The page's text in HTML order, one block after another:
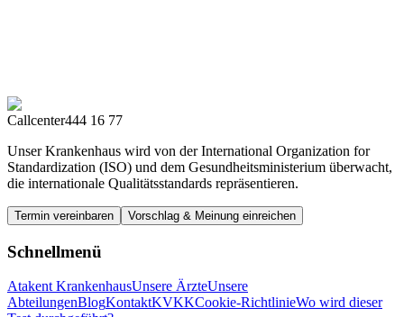
Callcenter444 16 77
Unser Krankenhaus wird von der International Organization for
Standardization (ISO) und dem Gesundheitsministerium überwacht,
die internationale Qualitätsstandards repräsentieren.
Termin vereinbaren Vorschlag & Meinung einreichen
Schnellmenü
Atakent KrankenhausUnsere ÄrzteUnsere
AbteilungenBlogKontaktKVKKCookie-RichtlinieWo wird dieser